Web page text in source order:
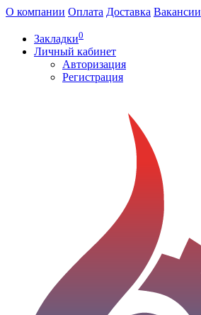
О компании Оплата Доставка Вакансии
Закладки0
Личный кабинет
Авторизация
Регистрация